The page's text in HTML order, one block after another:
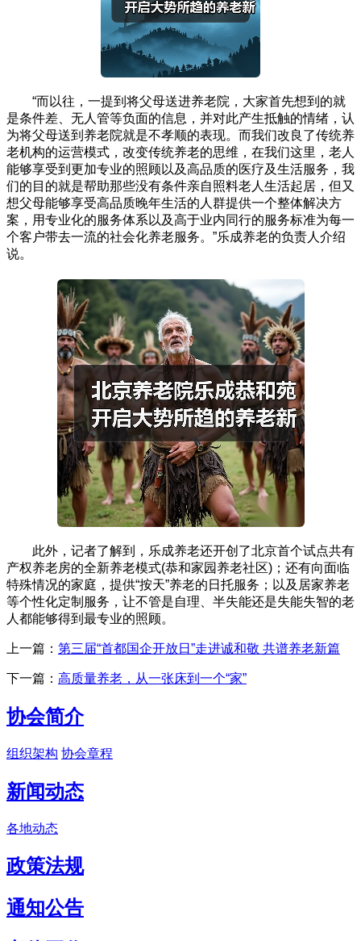
“而以往，一提到将父母送进养老院，大家首先想到的就
是条件差、无人管等负面的信息，并对此产生抵触的情绪，认
为将父母送到养老院就是不孝顺的表现。而我们改良了传统养
老机构的运营模式，改变传统养老的思维，在我们这里，老人
能够享受到更加专业的照顾以及高品质的医疗及生活服务，我
们的目的就是帮助那些没有条件亲自照料老人生活起居，但又
想父母能够享受高品质晚年生活的人群提供一个整体解决方
案，用专业化的服务体系以及高于业内同行的服务标准为每一
个客户带去一流的社会化养老服务。”乐成养老的负责人介绍
说。
此外，记者了解到，乐成养老还开创了北京首个试点共有
产权养老房的全新养老模式(恭和家园养老社区)；还有向面临
特殊情况的家庭，提供“按天”养老的日托服务；以及居家养老
等个性化定制服务，让不管是自理、半失能还是失能失智的老
人都能够得到最专业的照顾。
上一篇： 第三届“首都国企开放日”走进诚和敬 共谱养老新篇
下一篇： 高质量养老，从一张床到一个“家”
协会简介
组织架构 协会章程
新闻动态
各地动态
政策法规
通知公告